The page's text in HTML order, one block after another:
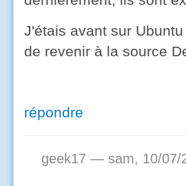
J'étais avant sur
de revenir à la source
répondre
geek17 — sam, 10/07/